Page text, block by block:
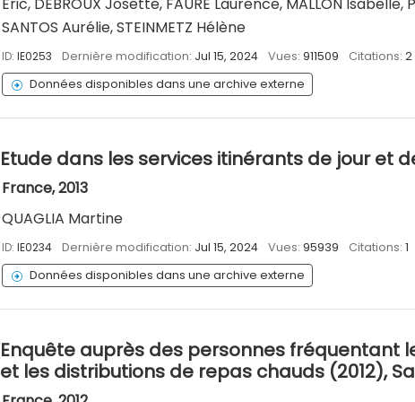
SANTOS Aurélie, STEINMETZ Hélène
ID: IE0253 Dernière modification: Jul 15, 2024 Vues: 911509 Citations: 2
Données disponibles dans une archive externe
Etude dans les services itinérants de jour et
France, 2013
QUAGLIA Martine
ID: IE0234 Dernière modification: Jul 15, 2024 Vues: 95939 Citations: 1
Données disponibles dans une archive externe
Enquête auprès des personnes fréquentant
et les distributions de repas chauds (2012),